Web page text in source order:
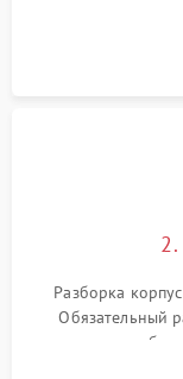
включение,
матрицы и
2.
Разборка
Обязательный
вспышки для
пыли, песка и